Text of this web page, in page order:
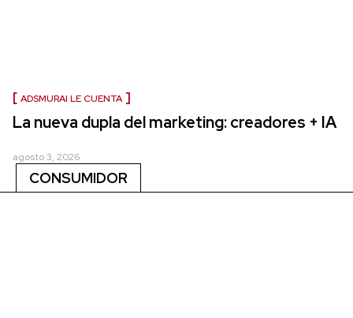
ADSMURAI LE CUENTA
La nueva dupla del marketing: creadores + IA
agosto 3, 2026
CONSUMIDOR